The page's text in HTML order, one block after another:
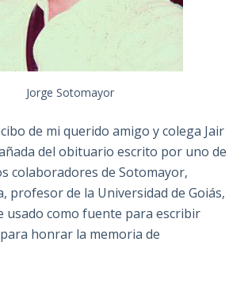
Jorge Sotomayor
de mi querido amigo y colega Jair
del obituario escrito por uno de
colaboradores de Sotomayor,
profesor de la Universidad de Goiás,
usado como fuente para escribir
honrar la memoria de